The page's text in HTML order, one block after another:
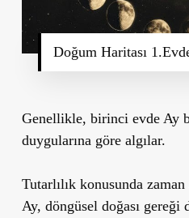
Doğum Haritası
Genellikle, birinci evde Ay
duygularına göre algılar.
Tutarlılık konusunda
Ay, döngüsel doğası